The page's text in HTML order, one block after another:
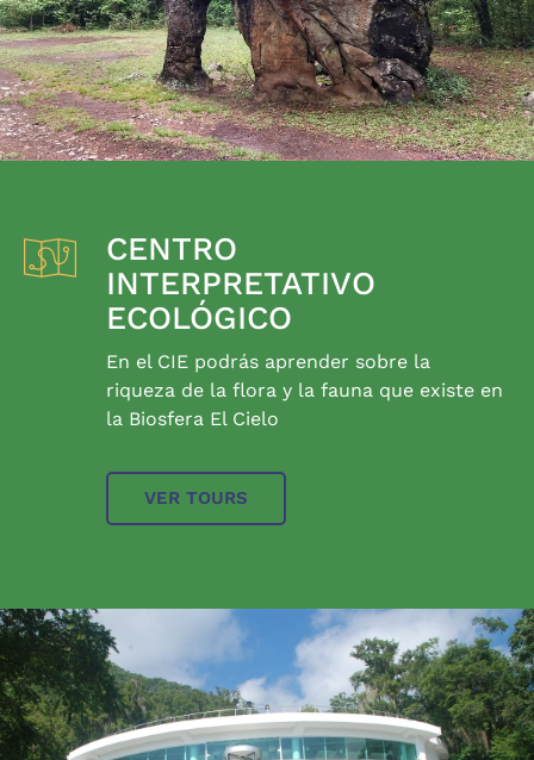
CENTRO
INTERPRETATIVO
ECOLÓGICO
En el CIE podrás aprender sobre la
riqueza de la flora y la fauna que existe en
la Biosfera El Cielo
VER TOURS